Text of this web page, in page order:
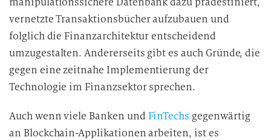
vernetzte Transaktionsbücher aufzubauen und
folglich die Finanzarchitektur entscheidend
umzugestalten. Andererseits gibt es auch Gründe, die
gegen eine zeitnahe Implementierung der
Technologie im Finanzsektor sprechen.
Auch wenn viele Banken und FinTechs gegenwärtig
an Blockchain-Applikationen arbeiten, ist es